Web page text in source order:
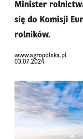
Minister
się do Komisji
rolników.
www.agropolska.pl
03.07.2024